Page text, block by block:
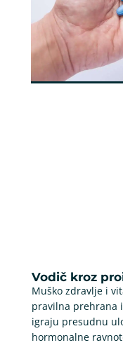
Vodič kroz
Muško zdravlje i
pravilna prehrana
igraju presudnu
hormonalne